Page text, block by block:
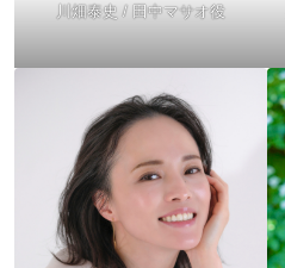
川畑泰史 / 田中マサオ役